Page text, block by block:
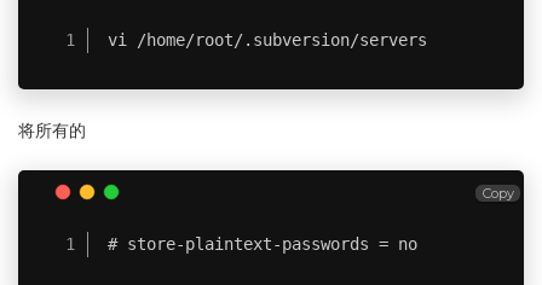
vi /home/root/.subversion/servers
将所有的
# store-plaintext-passwords = no
Copy